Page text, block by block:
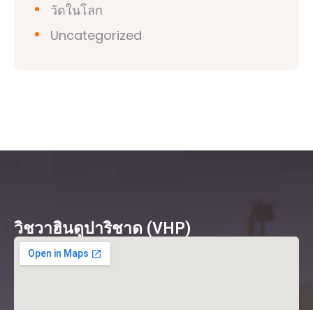
วัดในโลก
Uncategorized
วิชวาฮินดูปาริชาด (VHP)